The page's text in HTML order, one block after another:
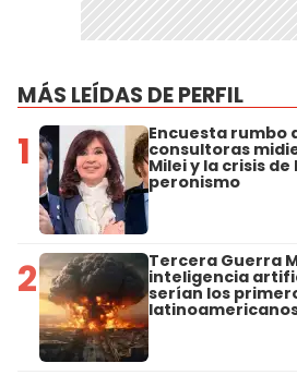
MÁS LEÍDAS DE PERFIL
1 Encuesta rumbo
consultoras
Milei y la crisis
peronismo
2 Tercera Guerra
inteligencia
serían los